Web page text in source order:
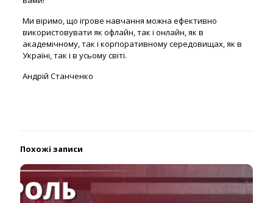
Ми віримо, що ігрове навчання можна ефективно
використовувати як офлайн, так і онлайн, як в
академічному, так і корпоративному середовищах, як в
Україні, так і в усьому світі.
Андрій Станченко
Похожі записи